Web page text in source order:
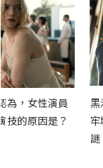
為，女性演員
技的原因是？
黑
謎